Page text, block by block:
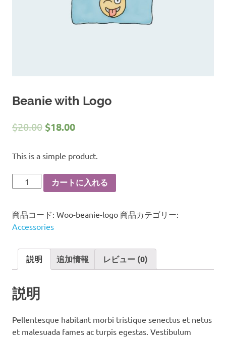
Beanie with Logo
$20.00 $18.00
This is a simple product.
Beanie
with
個
カートに入れる
商品コード: Woo-beanie-logo 商品カテゴリー:
Accessories
説明 追加情報 レビュー (0)
説明
Pellentesque habitant morbi tristique senectus et netus
et malesuada fames ac turpis egestas. Vestibulum